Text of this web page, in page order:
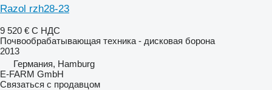
Razol rzh28-23
9 520 € С НДС
Почвообрабатывающая техника - дисковая борона
2013
Германия, Hamburg
E-FARM GmbH
Связаться с продавцом